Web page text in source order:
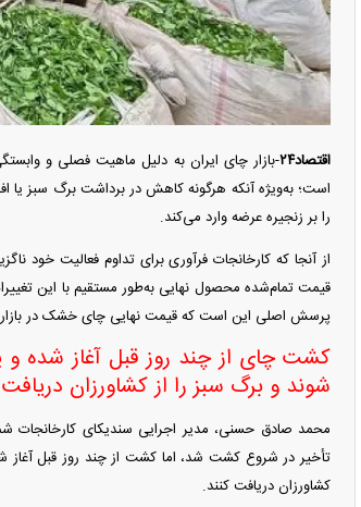
اقتصاد۲۴
-بازار چای ایران به دلیل ماهیت فصلی و
است؛ به‌ویژه آنکه هرگونه کاهش در برداشت برگ سبز یا
را بر زنجیره عرضه وارد می‌کند.
از آنجا که کارخانجات فرآوری برای تداوم فعالیت خود
قیمت تمام‌شده محصول نهایی به‌طور مستقیم با این
پرسش اصلی این است که قیمت نهایی چای خشک در بازار
کشت چای از چند روز قبل آغاز شده
شوند و برگ سبز را از کشاورزان
محمد صادق حسنی، مدیر اجرایی سندیکای کارخانجات
تأخیر در شروع کشت شد، اما کشت از چند روز قبل آغاز
کشاورزان دریافت کنند.
جدید در بازار خودرو چیست؟
چگونه جنگ معاملات «هوش مصنوعی»
ترامپ در خلیج فارس را نابود کرد؟